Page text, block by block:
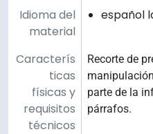
Idioma del
material
español
Caracterís
ticas
físicas y
requisitos
técnicos
Recorte de
parte de la
párrafos.